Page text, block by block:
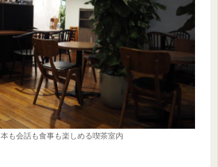
本も会話も食事も楽しめる喫茶室内